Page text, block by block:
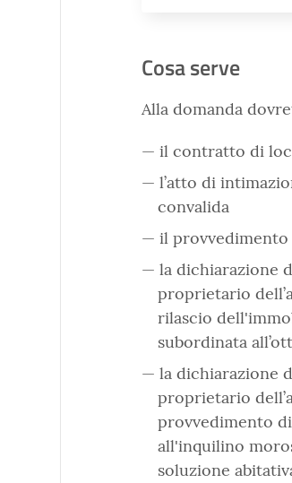
Cosa serve
Alla domanda
il contratto di
l’atto di
convalida
il
la dichiarazione
proprietario
rilascio
subordinata
la dichiarazione
proprietario
provvedimento
all'inquilino
soluzione